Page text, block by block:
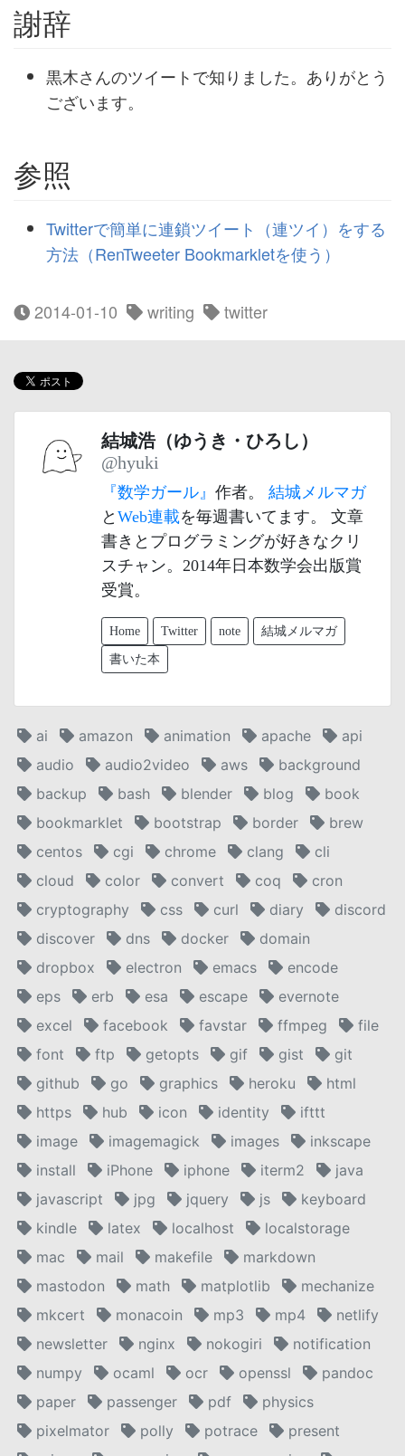
謝辞
黒木さんのツイートで知りました。ありがとう
ございます。
参照
Twitterで簡単に連鎖ツイート（連ツイ）をする
方法（RenTweeter Bookmarkletを使う）
2014-01-10 writing twitter
結城浩（ゆうき・ひろし）
@hyuki
『数学ガール』 作者。 結城メルマガ
と Web連載を毎週書いてます。 文章
書きとプログラミングが好きなクリ
スチャン。2014年日本数学会出版賞
受賞。
Home Twitter note 結城メルマガ
書いた本
ai amazon animation apache
api
audio
audio2video aws
background
backup
bash blender blog
book
bookmarklet
bootstrap border
brew
centos
cgi chrome clang
cli
cloud
color convert coq
cron
cryptography
css curl diary
discord
discover
dns docker
domain
dropbox
electron emacs
encode
eps
erb esa escape
evernote
excel
facebook favstar ffmpeg
file
font
ftp getopts gif gist
git
github
go graphics heroku
html
https
hub icon identity
ifttt
image
imagemagick images
inkscape
install
iPhone iphone iterm2
java
javascript
jpg jquery js
keyboard
kindle
latex localhost
localstorage
mac
mail makefile
markdown
mastodon
math matplotlib
mechanize
mkcert
monacoin mp3 mp4
netlify
newsletter
nginx nokogiri
notification
numpy
ocaml ocr openssl
pandoc
paper
passenger pdf
physics
pixelmator
polly potrace
present